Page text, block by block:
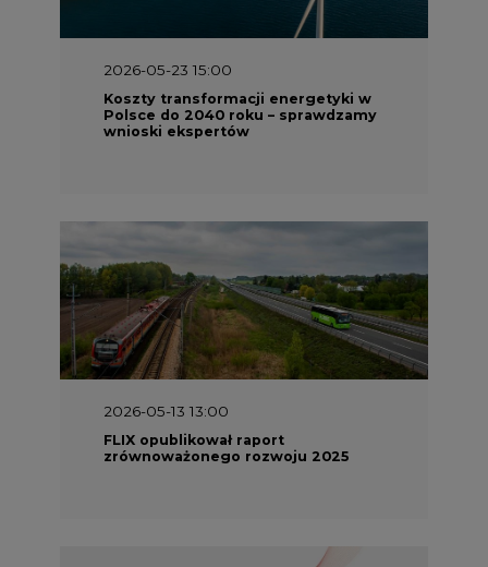
Koszty transformacji energetyki w
Polsce do 2040 roku – sprawdzamy
wnioski ekspertów
2026-05-13 13:00
FLIX opublikował raport
zrównoważonego rozwoju 2025